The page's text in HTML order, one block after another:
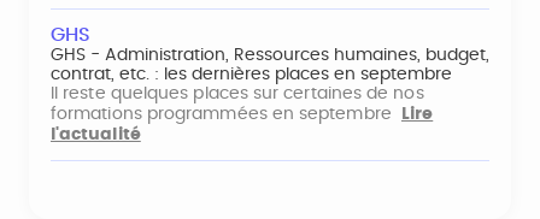
GHS
GHS - Administration, Ressources humaines, budget,
contrat, etc. : les dernières places en septembre
Il reste quelques places sur certaines de nos
formations programmées en septembre
Lire
l'actualité